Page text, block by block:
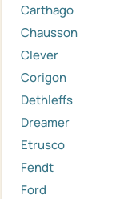
Carthago
Chausson
Clever
Corigon
Dethleffs
Dreamer
Etrusco
Fendt
Ford